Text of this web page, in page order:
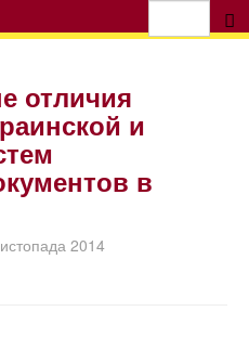
отличия
и
в
2014